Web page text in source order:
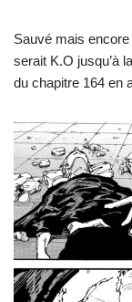
Sauvé mais
serait K.O jusqu’à
du chapitre 164 en